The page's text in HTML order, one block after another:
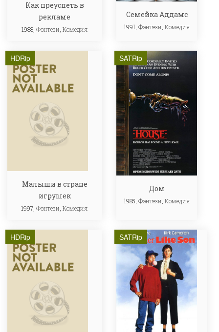
Как преуспеть в
рекламе
1988, Фэнтези, Комедия
Семейка Аддамс
1991, Фэнтези Комедия
HDRip
Малыши в стране
игрушек
1997,Фэнтези,Комедия
SATRip
Дом
1985, Фэнтези Комедия
HDRip SATRip